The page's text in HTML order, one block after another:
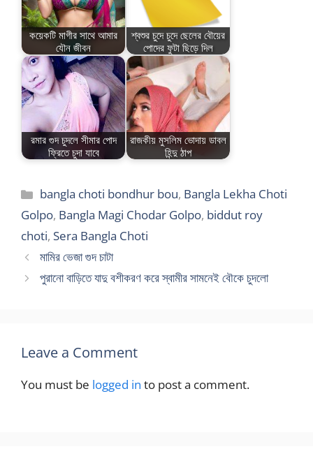
কয়েকটি মাগীর সাথে আমার
যৌন জীবন
শ্বশুর চুদে চুদে ছেলের বৌয়ের
পোদের ফুটা ছিড়ে দিল
রমার গুদ চুদলে সীমার পোদ
ফ্রিতে চুদা যাবে
রাজকীয় মুসলিম ভোদায় ডাবল
হিন্দু ঠাপ
Categories
bangla choti bondhur bou, Bangla Lekha Choti
Golpo, Bangla Magi Chodar Golpo, biddut roy
choti, Sera Bangla Choti
মামির ভেজা গুদ চাটা
পুরানো বাড়িতে যাদু বশীকরণ করে স্বামীর সামনেই বৌকে চুদলো
Leave a Comment
You must be logged in to post a comment.